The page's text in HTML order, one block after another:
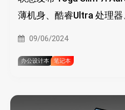
薄机身、酷睿Ultra 处理
09/06/2024
办公设计本 笔记本